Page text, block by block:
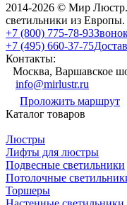
2014-2026 © Мир
светильники из Европы.
+7 (800) 775-78-93
+7 (495) 660-37-75
Контакты:
Москва, Варшавское
info@mirlustr.ru
Проложить маршрут
Каталог товаров
Люстры
Лифты для люстры
Подвесные светильники
Потолочные
Торшеры